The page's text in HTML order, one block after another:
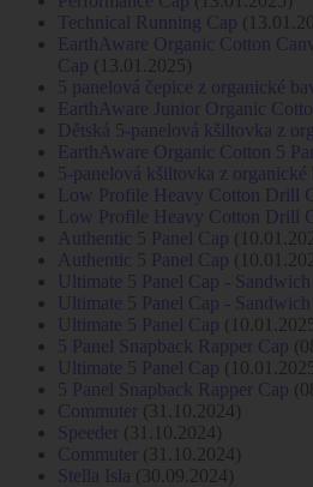
Technical Running Cap
EarthAware Organic Cotton
Cap (13.01.2025)
5 panelová čepice z organické
EarthAware Junior Organic
Dětská 5-panelová kšiltovka z
EarthAware Organic Cotton 5
5-panelová kšiltovka z organické
Low Profile Heavy Cotton Drill
Low Profile Heavy Cotton Drill
Authentic 5 Panel Cap
Authentic 5 Panel Cap
Ultimate 5 Panel Cap - Sandwich
Ultimate 5 Panel Cap - Sandwich
Ultimate 5 Panel Cap
5 Panel Snapback Rapper Cap
Ultimate 5 Panel Cap
5 Panel Snapback Rapper Cap
Commuter
(31.10.2024)
Speeder
(31.10.2024)
Commuter
(31.10.2024)
Stella Isla (30.09.2024)